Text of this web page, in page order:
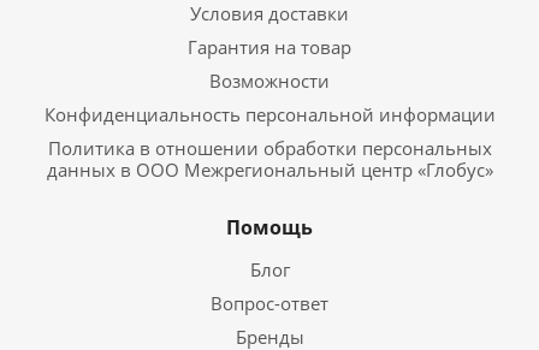
Условия доставки
Гарантия на товар
Возможности
Конфиденциальность персональной информации
Политика в отношении обработки персональных
данных в ООО Межрегиональный центр «Глобус»
Помощь
Блог
Вопрос-ответ
Бренды